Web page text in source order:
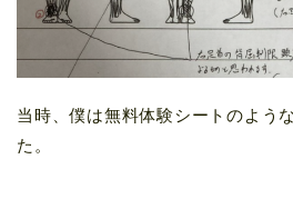
当時、僕は無料体験シートのよう
た。